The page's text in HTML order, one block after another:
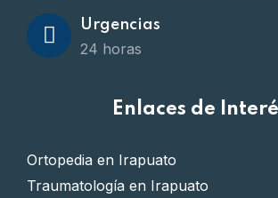
Urgencias
24 horas
Enlaces de
Ortopedia en Irapuato
Traumatología en Irapuato